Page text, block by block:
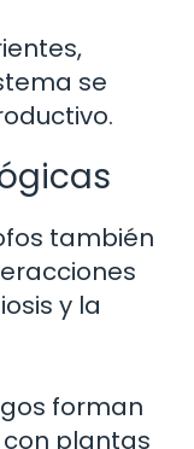
se
también
y la
forman
plantas